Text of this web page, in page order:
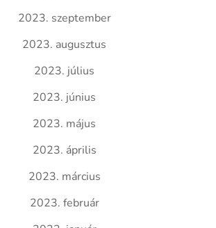
2023. szeptember
2023. augusztus
2023. július
2023. június
2023. május
2023. április
2023. március
2023. február